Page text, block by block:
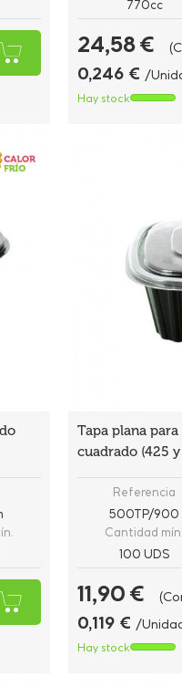
770cc
24,58 €
0,246 € /
Hay stock
Tapa plana
cuadrado (425
Referencia
500TP/900
Cantidad mín.
100 UDS
11,90 €
0,119 € /
Hay stock